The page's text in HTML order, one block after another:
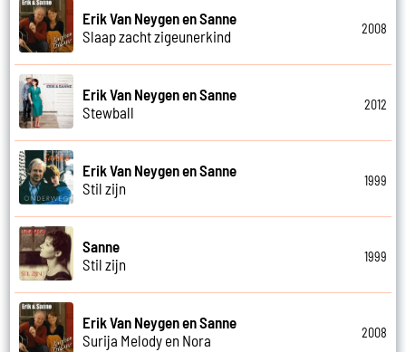
Erik Van Neygen en Sanne
Slaap zacht zigeunerkind
2008
Erik Van Neygen en Sanne
Stewball
2012
Erik Van Neygen en Sanne
Stil zijn
1999
Sanne
Stil zijn
1999
Erik Van Neygen en Sanne
Surija Melody en Nora
2008